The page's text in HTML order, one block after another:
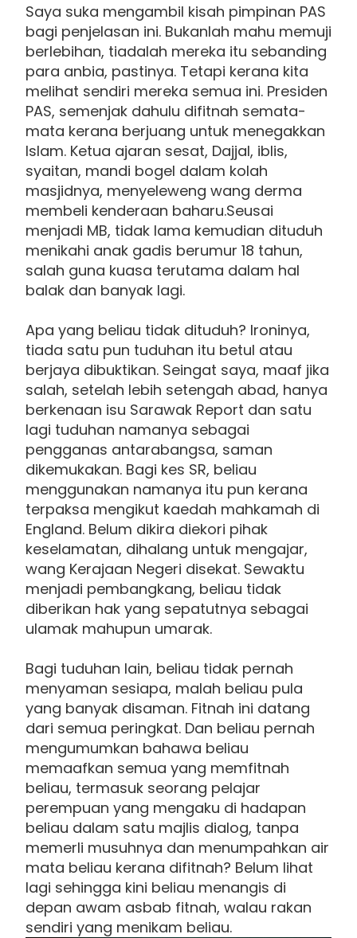
Saya suka mengambil kisah pimpinan PAS
bagi penjelasan ini. Bukanlah mahu memuji
berlebihan, tiadalah mereka itu sebanding
para anbia, pastinya. Tetapi kerana kita
melihat sendiri mereka semua ini. Presiden
PAS, semenjak dahulu difitnah semata-
mata kerana berjuang untuk menegakkan
Islam. Ketua ajaran sesat, Dajjal, iblis,
syaitan, mandi bogel dalam kolah
masjidnya, menyeleweng wang derma
membeli kenderaan baharu.Seusai
menjadi MB, tidak lama kemudian dituduh
menikahi anak gadis berumur 18 tahun,
salah guna kuasa terutama dalam hal
balak dan banyak lagi.
Apa yang beliau tidak dituduh? Ironinya,
tiada satu pun tuduhan itu betul atau
berjaya dibuktikan. Seingat saya, maaf jika
salah, setelah lebih setengah abad, hanya
berkenaan isu Sarawak Report dan satu
lagi tuduhan namanya sebagai
pengganas antarabangsa, saman
dikemukakan. Bagi kes SR, beliau
menggunakan namanya itu pun kerana
terpaksa mengikut kaedah mahkamah di
England. Belum dikira diekori pihak
keselamatan, dihalang untuk mengajar,
wang Kerajaan Negeri disekat. Sewaktu
menjadi pembangkang, beliau tidak
diberikan hak yang sepatutnya sebagai
ulamak mahupun umarak.
Bagi tuduhan lain, beliau tidak pernah
menyaman sesiapa, malah beliau pula
yang banyak disaman. Fitnah ini datang
dari semua peringkat. Dan beliau pernah
mengumumkan bahawa beliau
memaafkan semua yang memfitnah
beliau, termasuk seorang pelajar
perempuan yang mengaku di hadapan
beliau dalam satu majlis dialog, tanpa
memerli musuhnya dan menumpahkan air
mata beliau kerana difitnah? Belum lihat
lagi sehingga kini beliau menangis di
depan awam asbab fitnah, walau rakan
sendiri yang menikam beliau.